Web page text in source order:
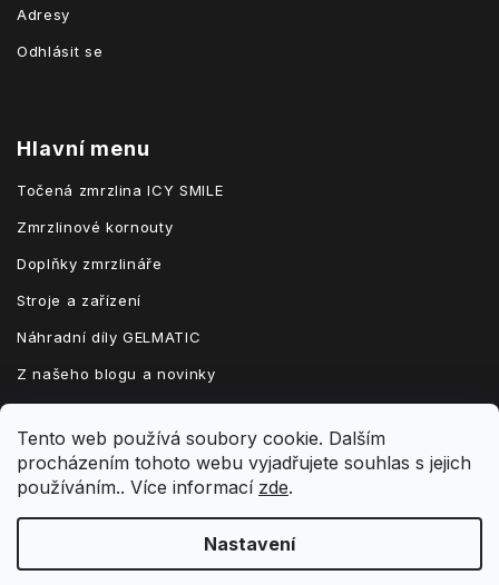
Tento web používá soubory cookie. Dalším
procházením tohoto webu vyjadřujete souhlas s jejich
používáním.. Více informací zde.
Nastavení
Adresy
Odhlásit se
Hlavní menu
Točená zmrzlina ICY SMILE
Zmrzlinové kornouty
Doplňky zmrzlináře
Stroje a zařízení
Náhradní díly GELMATIC
Z našeho blogu a novinky
Vytvořil Shoptet
zmrzlinatocena.cz. Všechna práva vyhrazena.
Upravit nastavení cookies